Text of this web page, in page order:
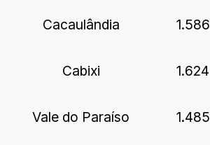
Cacaulândia 1.586
Cabixi 1.624
Vale do Paraíso 1.485